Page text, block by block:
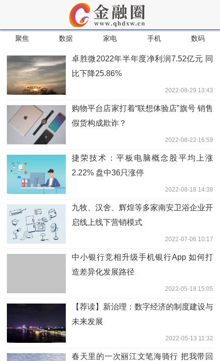
聚焦 数据 家电 手机 数码
卓胜微2022年半年度净利润7.52亿元 同
比下降25.86%
2022-08-29 13:43
购物平台店家打着“联想体验店”旗号 销售
假货构成欺诈？
2022-08-22 16:59
捷荣技术：平板电脑概念股平均上涨
2.22% 盘中36只涨停
2022-08-18 14:38
九牧、汉舍、辉煌等多家南安卫浴企业开
启线上线下营销模式
2022-07-06 10:17
中小银行竞相升级手机银行App 如何打
造差异化发展路径
2022-05-18 15:05
【荐读】新治理：数字经济的制度建设与
未来发展
2022-05-13 11:32
春天里的一次丽江文笔海骑行 把我带回